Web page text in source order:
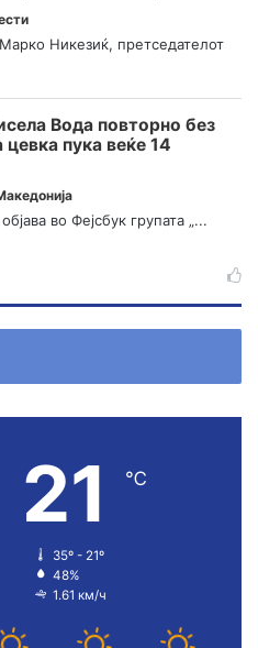
Никезиќ, претседателот
Вода повторно без
цевка пука веќе 14
во Фејсбук групата „...
21 ℃
35º - 21º
48%
1.61 км/ч